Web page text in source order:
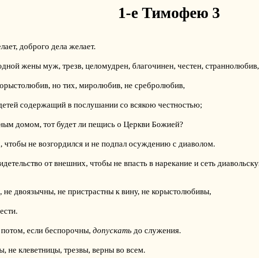
1-е Тимофею 3
доброго дела желает.
жены муж, трезв, целомудрен, благочинен, честен,
но тих, миролюбив, не сребролюбив,
содержащий в послушании со всякою честностью;
домом, тот будет ли пещись о Церкви Божией?
не возгордился и не подпал осуждению с диаволом.
от внешних, чтобы не впасть в нарекание и сеть
не двоязычны, не пристрастны к вину, не корыстолюбивы,
если беспорочны, допускать до служения.
не клеветницы, трезвы, верны во всем.